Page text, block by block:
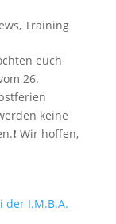
, Training
euch
26.
keine
Wir hoffen,